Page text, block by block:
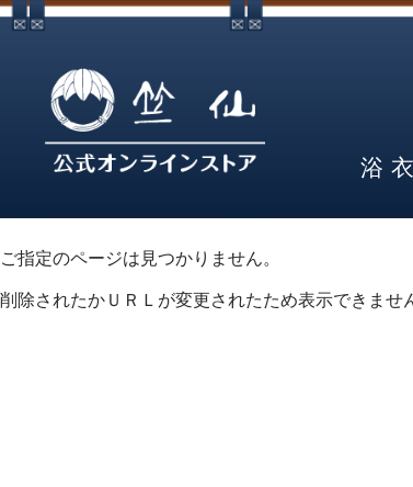
浴衣
ご指定のページは見つかりません。
削除されたかＵＲＬが変更されたため表示できませ